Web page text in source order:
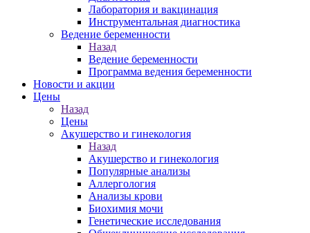
Лаборатория и вакцинация
Инструментальная диагностика
Ведение беременности
Назад
Ведение беременности
Программа ведения беременности
Новости и акции
Цены
Назад
Цены
Акушерство и гинекология
Назад
Акушерство и гинекология
Популярные анализы
Аллергология
Анализы крови
Биохимия мочи
Генетические исследования